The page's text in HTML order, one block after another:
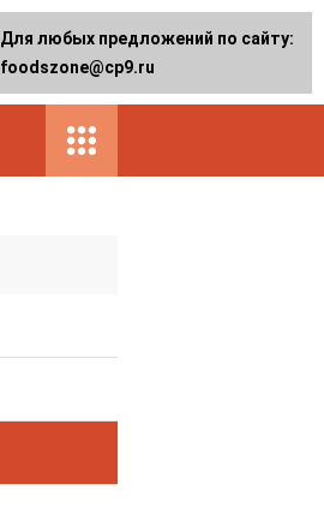
Для любых предложений по сайту:
foodszone@cp9.ru